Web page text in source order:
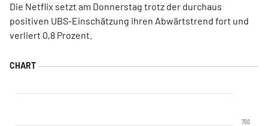
Die Netflix setzt am Donnerstag trotz der durchaus
positiven UBS-Einschätzung ihren Abwärtstrend fort und
verliert 0,8 Prozent.
700